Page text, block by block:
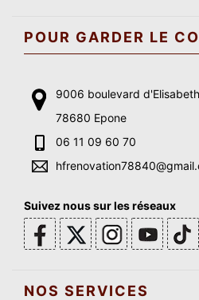
POUR GARDER LE
9006 boulevard
78680 Epone
06 11 09 60 70
Suivez nous sur les réseaux
NOS SERVICES